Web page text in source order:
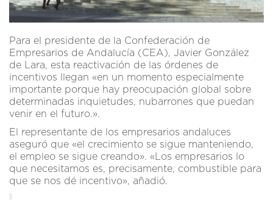
Para el presidente de la Confederación de
Empresarios de Andalucía (CEA), Javier González
de Lara, esta reactivación de las órdenes de
incentivos llegan «en un momento especialmente
importante porque hay preocupación global sobre
determinadas inquietudes, nubarrones que puedan
venir en el futuro.».
El representante de los empresarios andaluces
aseguró que «el crecimiento se sigue manteniendo,
el empleo se sigue creando». «Los empresarios lo
que necesitamos es, precisamente, combustible para
que se nos dé incentivo», añadió.